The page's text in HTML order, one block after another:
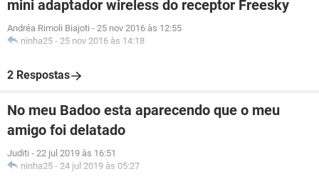
mini adaptador wireless do receptor Freesky
Andréa Rimoli Biajoti - 25 nov 2016 às 12:55
ninha25 - 25 nov 2016 às 14:18
2 Respostas
No meu Badoo esta aparecendo que o meu
amigo foi delatado
Juditi - 22 jul 2019 às 16:51
ninha25 - 24 jul 2019 às 05:27